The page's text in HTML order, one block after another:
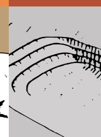
Os